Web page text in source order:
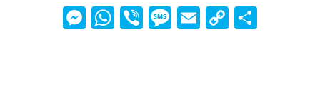
Messenger
WhatsApp
ViberMessage
EmailCopy